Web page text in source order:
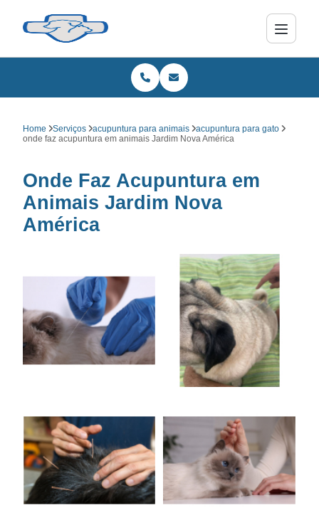
Home Serviços acupuntura para animais
acupuntura para gato
onde faz acupuntura em animais Jardim Nova América
Onde Faz Acupuntura em
Animais Jardim Nova
América